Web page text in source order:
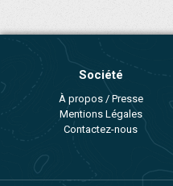
Société
À propos / Presse
Mentions Légales
Contactez-nous